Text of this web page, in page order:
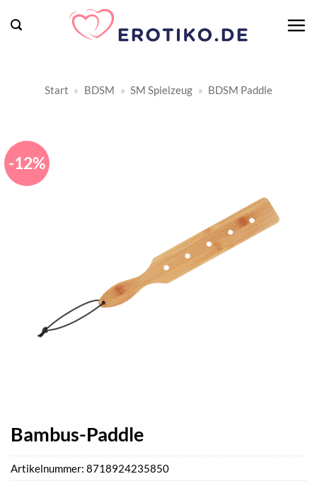
Inhalt
Start » BDSM » SM Spielzeug » BDSM Paddle
-12%
Bambus-Paddle
Artikelnummer: 8718924235850